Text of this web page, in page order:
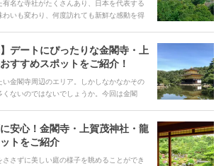
もあらゆる場所が混雑するほどの人気ぶ
公共交通で移動が可能で、宿や飲食店にお
っても楽しめること間違いなしの京都。 各
ットとそのポイント、毎年行われる季節のイ
情報まで、京都旅行の全てをご紹介しま
名な寺社がたくさんあり、日本を代表する
いも変わり、何度訪れても新鮮な感動を得
立ててみましょう。
デートにぴったりな金閣寺・上
すすめスポットをご紹介！
金閣寺周辺のエリア。しかしなかなかその
ないのではないでしょうか。今回は金閣
す。安心！金閣寺・上賀茂神社・龍
トをご紹介
さずに美しい庭の様子を眺めることができ